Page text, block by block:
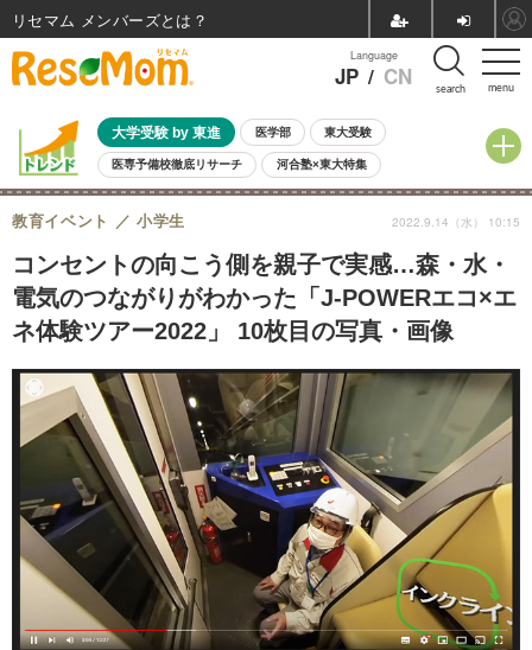
menu
Language
JP / CN search
大学受験 by 東進 医学部 東大受験
医専予備校徹底リサーチ 河合塾×東大特集
親子で考える大学選び 高校受験 中学受験 小学校受験
共通テスト 夏休み
8月開催イベント・WS 全国公立高校 過去問 人気記事
自由研究教材（小学生向け） 自由研究教材（中学生向け） ランキング
コンセントの向こう側を親子で実感…森・水・
電気のつながりがわかった「J-POWERエコ×エ
ネ体験ツアー2022」 10枚目の写真・画像
教育イベント 小学生 2022.9.14（水） 10:15
リセマム メンバーズ